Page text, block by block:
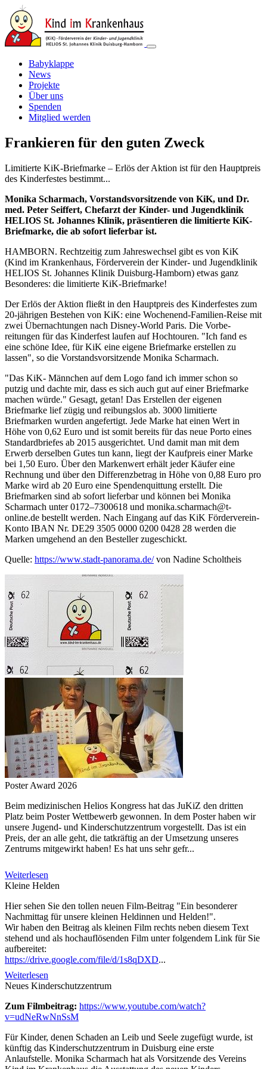
Babyklappe
News
Projekte
Über uns
Spenden
Mitglied werden
Frankieren für den guten Zweck
Limitierte KiK-Briefmarke – Erlös der Aktion ist für den Hauptpreis
des Kinderfestes bestimmt...
Monika Scharmach, Vorstandsvorsitzende von KiK, und Dr.
med. Peter Seiffert, Chefarzt der Kinder- und Jugendklinik
HELIOS St. Johannes Klinik, präsentieren die limitierte KiK-
Briefmarke, die ab sofort lieferbar ist.
HAMBORN. Rechtzeitig zum Jahreswechsel gibt es von KiK
(Kind im Krankenhaus, Förderverein der Kinder- und Jugendklinik
HELIOS St. Johannes Klinik Duisburg-Hamborn) etwas ganz
Besonderes: die limitierte KiK-Briefmarke!
Der Erlös der Aktion fließt in den Hauptpreis des Kinderfestes zum
20-jährigen Bestehen von KiK: eine Wochenend-Familien-Reise mit
zwei Übernachtungen nach Disney-World Paris. Die Vorbe-
reitungen für das Kinderfest laufen auf Hochtouren. "Ich fand es
eine schöne Idee, für KiK eine eigene Briefmarke erstellen zu
lassen", so die Vorstandsvorsitzende Monika Scharmach.
"Das KiK- Männchen auf dem Logo fand ich immer schon so
putzig und dachte mir, dass es sich auch gut auf einer Briefmarke
machen würde." Gesagt, getan! Das Erstellen der eigenen
Briefmarke lief zügig und reibungslos ab. 3000 limitierte
Briefmarken wurden angefertigt. Jede Marke hat einen Wert in
Höhe von 0,62 Euro und ist somit bereits für das neue Porto eines
Standardbriefes ab 2015 ausgerichtet. Und damit man mit dem
Erwerb derselben Gutes tun kann, liegt der Kaufpreis einer Marke
bei 1,50 Euro. Über den Markenwert erhält jeder Käufer eine
Rechnung und über den Differenzbetrag in Höhe von 0,88 Euro pro
Marke wird ab 20 Euro eine Spendenquittung erstellt. Die
Briefmarken sind ab sofort lieferbar und können bei Monika
Scharmach unter 0172–7300618 und monika.scharmach@t-
online.de bestellt werden. Nach Eingang auf das KiK Förderverein-
Konto IBAN Nr. DE29 3505 0000 0200 0428 28 werden die
Marken umgehend an den Besteller zugeschickt.
Quelle: https://www.stadt-panorama.de/von Nadine Scholtheis
Poster Award 2026
Beim medizinischen Helios Kongress hat das JuKiZ den dritten
Platz beim Poster Wettbewerb gewonnen. In dem Poster haben wir
unsere Jugend- und Kinderschutzzentrum vorgestellt. Das ist ein
Preis, der an alle geht, die tatkräftig an der Umsetzung unseres
Zentrums mitgewirkt haben! Es hat uns sehr gefr...
Weiterlesen
Kleine Helden
Hier sehen Sie den tollen neuen Film-Beitrag "Ein besonderer
Nachmittag für unsere kleinen Heldinnen und Helden!".
Wir haben den Beitrag als kleinen Film rechts neben diesem Text
stehend und als hochauflösenden Film unter folgendem Link für Sie
aufbereitet:
https://drive.google.com/file/d/1s8qDXD...
Weiterlesen
Neues Kinderschutzzentrum
Zum Filmbeitrag: https://www.youtube.com/watch?
v=udNeRwNnSsM
Für Kinder, denen Schaden an Leib und Seele zugefügt wurde, ist
künftig das Kinderschutzzentrum in Duisburg eine erste
Anlaufstelle. Monika Scharmach hat als Vorsitzende des Vereins